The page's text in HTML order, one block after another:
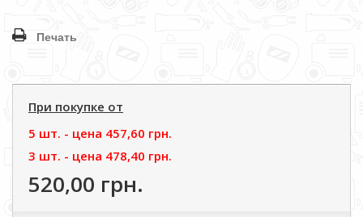
Печать
При покупке от
5 шт. - цена 457,60 грн.
3 шт. - цена 478,40 грн.
520,00 грн.